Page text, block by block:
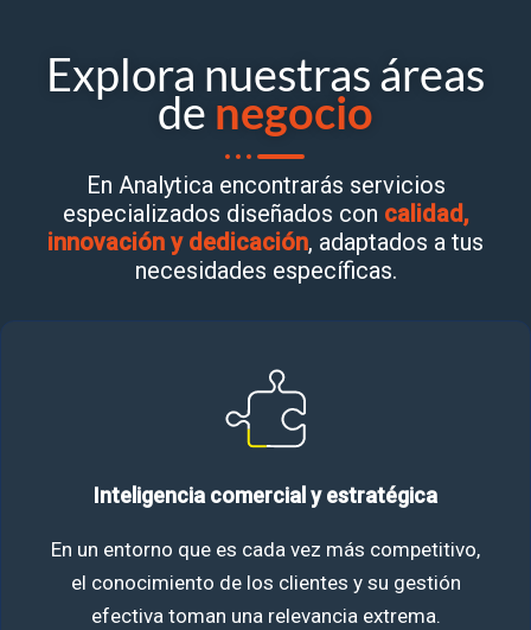
Explora nuestras áreas
de negocio
En Analytica encontrarás servicios
especializados diseñados con calidad,
innovación y dedicación, adaptados a tus
necesidades específicas.
Inteligencia comercial y estratégica
En un entorno que es cada vez más competitivo,
el conocimiento de los clientes y su gestión
efectiva toman una relevancia extrema.